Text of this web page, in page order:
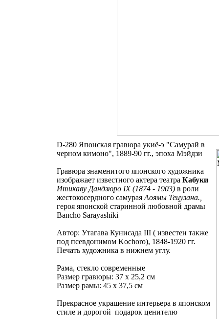
D-280 Японская гравюра укиё-э "Самурай в
черном кимоно", 1889-90 гг., эпоха Мэйдзи
Гравюра знаменитого японского художника
изображает известного актера театра Кабуки
Итикаву Дандзюро IX (1874 - 1903)в роли
жестокосердного самурая Аоямы Тецузана.,
героя японской старинной любовной драмы
Banchō Sarayashiki
Автор: Утагава Кунисада III ( известен также
под псевдонимом Kochoro), 1848-1920 гг.
Печать художника в нижнем углу.
Рама, стекло современные
Размер гравюры: 37 x 25,2 см
Размер рамы: 45 х 37,5 см
Прекрасное украшение интерьера в японском
стиле и дорогой подарок ценителю